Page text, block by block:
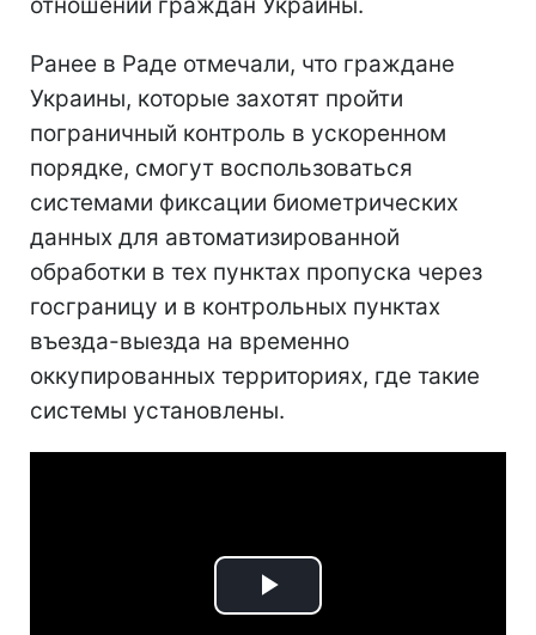
Ранее в Раде отмечали, что граждане
Украины, которые захотят пройти
пограничный контроль в ускоренном
порядке, смогут воспользоваться
системами фиксации биометрических
данных для автоматизированной
обработки в тех пунктах пропуска через
госграницу и в контрольных пунктах
въезда-выезда на временно
оккупированных территориях, где такие
системы установлены.
Play